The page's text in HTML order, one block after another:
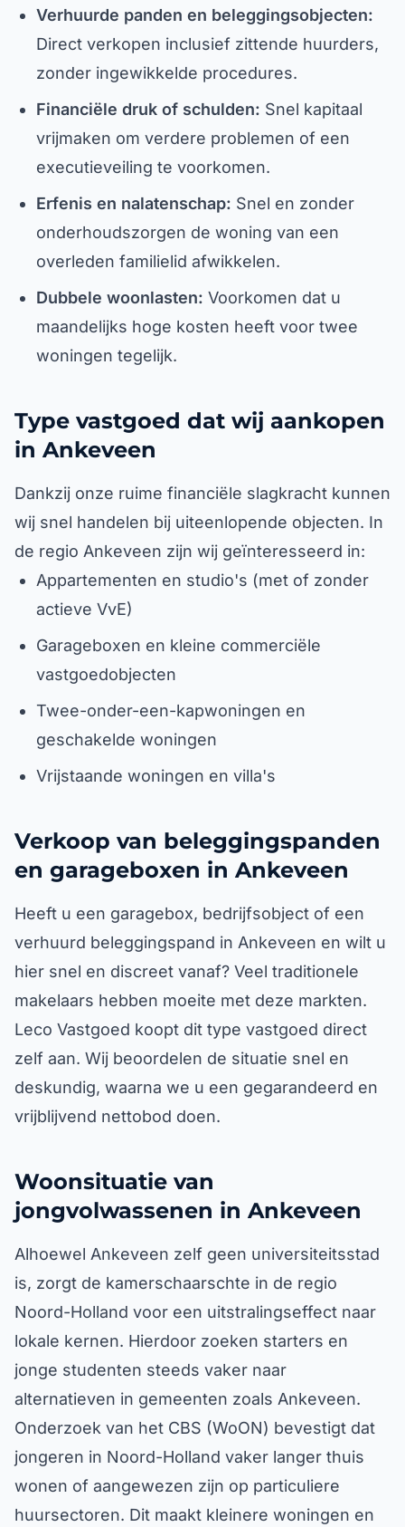
Verhuurde panden en beleggingsobjecten:
Direct verkopen inclusief zittende huurders,
zonder ingewikkelde procedures.
Financiële druk of schulden: Snel kapitaal
vrijmaken om verdere problemen of een
executieveiling te voorkomen.
Erfenis en nalatenschap: Snel en zonder
onderhoudszorgen de woning van een
overleden familielid afwikkelen.
Dubbele woonlasten: Voorkomen dat u
maandelijks hoge kosten heeft voor twee
woningen tegelijk.
Type vastgoed dat wij aankopen
in Ankeveen
Dankzij onze ruime financiële slagkracht kunnen
wij snel handelen bij uiteenlopende objecten. In
de regio Ankeveen zijn wij geïnteresseerd in:
Appartementen en studio's (met of zonder
actieve VvE)
Garageboxen en kleine commerciële
vastgoedobjecten
Twee-onder-een-kapwoningen en
geschakelde woningen
Vrijstaande woningen en villa's
Verkoop van beleggingspanden
en garageboxen in Ankeveen
Heeft u een garagebox, bedrijfsobject of een
verhuurd beleggingspand in Ankeveen en wilt u
hier snel en discreet vanaf? Veel traditionele
makelaars hebben moeite met deze markten.
Leco Vastgoed koopt dit type vastgoed direct
zelf aan. Wij beoordelen de situatie snel en
deskundig, waarna we u een gegarandeerd en
vrijblijvend nettobod doen.
Woonsituatie van
jongvolwassenen in Ankeveen
Alhoewel Ankeveen zelf geen universiteitsstad
is, zorgt de kamerschaarschte in de regio
Noord-Holland voor een uitstralingseffect naar
lokale kernen. Hierdoor zoeken starters en
jonge studenten steeds vaker naar
alternatieven in gemeenten zoals Ankeveen.
Onderzoek van het CBS (WoON) bevestigt dat
jongeren in Noord-Holland vaker langer thuis
wonen of aangewezen zijn op particuliere
huursectoren. Dit maakt kleinere woningen en